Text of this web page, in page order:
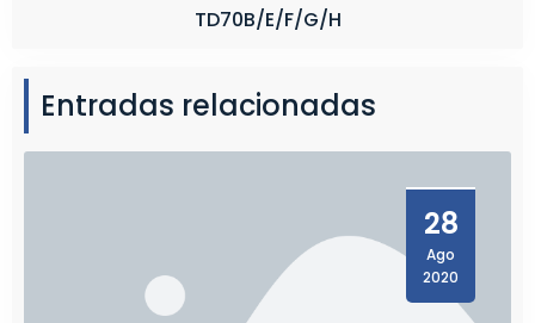
TD70B/E/F/G/H
Entradas relacionadas
28
Ago
2020